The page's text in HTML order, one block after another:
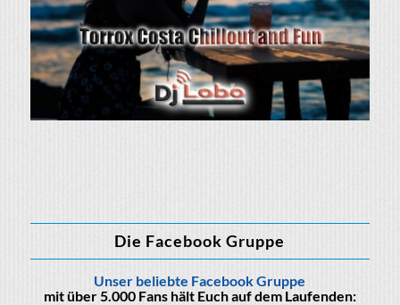
Die Facebook Gruppe
Unser beliebte Facebook Gruppe
mit über 5.000 Fans hält Euch auf dem Laufenden: